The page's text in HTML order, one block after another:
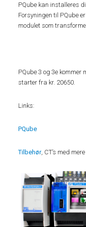
PQube kan installeres
Forsyningen til PQube
modulet som
PQube 3 og 3e kommer
starter fra kr. 20650.
Links:
PQube
Tilbehør, CT’s med mere